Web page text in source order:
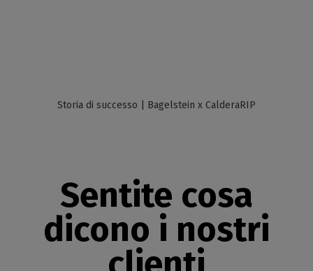
Storia di successo | Bagelstein x CalderaRIP
Sentite cosa
dicono i nostri